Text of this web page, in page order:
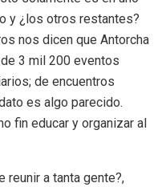
y ¿los otros restantes?
nos dicen que Antorcha
3 mil 200 eventos
de encuentros
es algo parecido.
fin educar y organizar al
reunir a tanta gente?,